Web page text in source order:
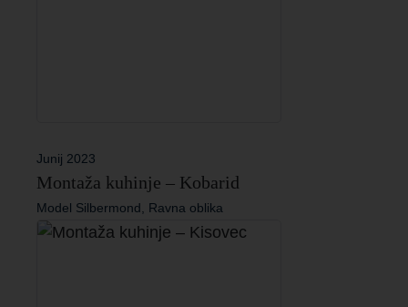
Junij 2023
Montaža kuhinje – Kobarid
Model Silbermond, Ravna oblika